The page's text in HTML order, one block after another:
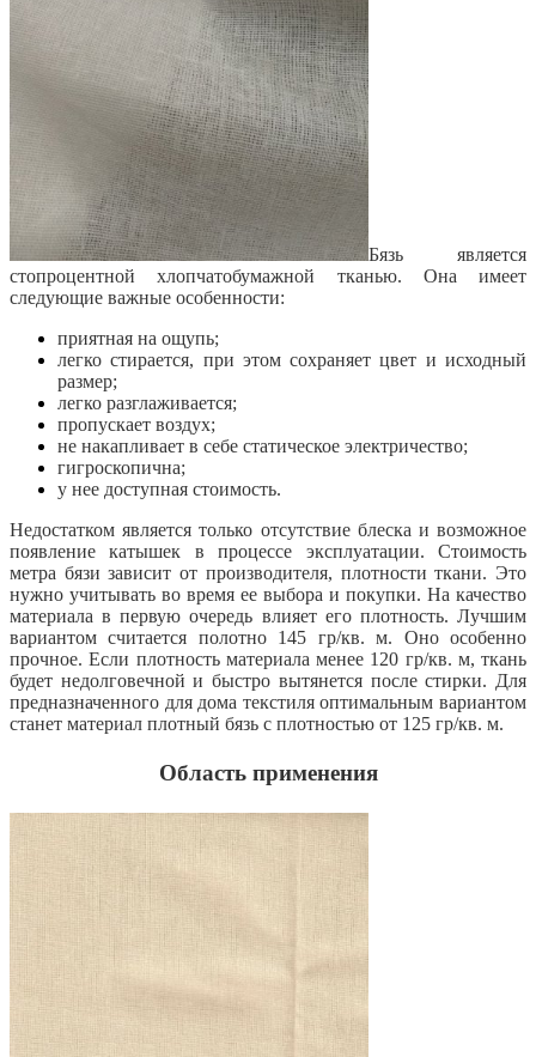
Бязь является
стопроцентной хлопчатобумажной тканью. Она имеет
следующие важные особенности:
приятная на ощупь;
легко стирается, при этом сохраняет цвет и исходный
размер;
легко разглаживается;
пропускает воздух;
не накапливает в себе статическое электричество;
гигроскопична;
у нее доступная стоимость.
Недостатком является только отсутствие блеска и возможное
появление катышек в процессе эксплуатации. Стоимость
метра бязи зависит от производителя, плотности ткани. Это
нужно учитывать во время ее выбора и покупки. На качество
материала в первую очередь влияет его плотность. Лучшим
вариантом считается полотно 145 гр/кв. м. Оно особенно
прочное. Если плотность материала менее 120 гр/кв. м, ткань
будет недолговечной и быстро вытянется после стирки. Для
предназначенного для дома текстиля оптимальным вариантом
станет материал плотный бязь с плотностью от 125 гр/кв. м.
Область применения